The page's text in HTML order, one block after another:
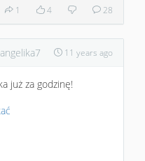
1 4 28
11 years ago
już za godzinę!